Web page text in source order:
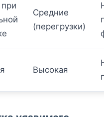
Средние
(перегрузки)
Высокая